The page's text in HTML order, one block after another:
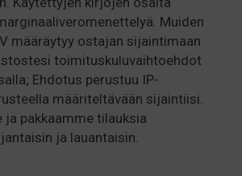
Muiden
määräytyy ostajan sijaintimaan
toimituskuluvaihtoehdot
Ehdotus perustuu IP-
määriteltävään sijaintiisi.
ja pakkaamme tilauksia
ja lauantaisin.